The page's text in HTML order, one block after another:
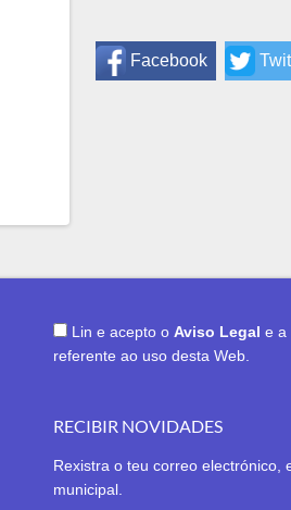
Facebook
Lin e acepto o Aviso Legal e a
referente ao uso desta Web.
RECIBIR NOVIDADES
Rexistra o teu correo electrónico,
municipal.